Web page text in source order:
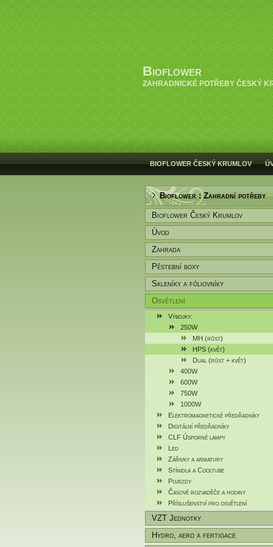
Bioflower
ZAHRADNICKÉ POTŘEBY ČESKÝ
BIOFLOWER ČESKÝ KRUMLOV
Bioflower : Zahradní potřeby
Bioflower Český Krumlov
Úvod
Zahrada
Pěstební boxy
Skleníky a fóliovníky
Osvětlení
Výbojky:
250W
MH (růst)
HPS (květ)
Dual (růst + květ)
400W
600W
750W
1000W
Elektromagnetické předřadníky
Digitální předřadníky
CLF Úsporné lampy
Led
Zářivky a armatury
Stínidla a Cooltube
Pojezdy
Časové rozvaděče a hodiny
Příslušenství pro osvětlení
VZT Jednotky
Hydro, aero a fertigace